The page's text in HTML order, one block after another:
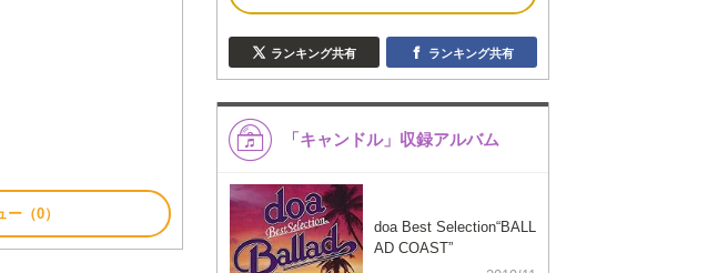
（0）
ランキング共有 ランキング共有
「キャンドル」収録アルバム
doa Best Selection“BALL
AD COAST”